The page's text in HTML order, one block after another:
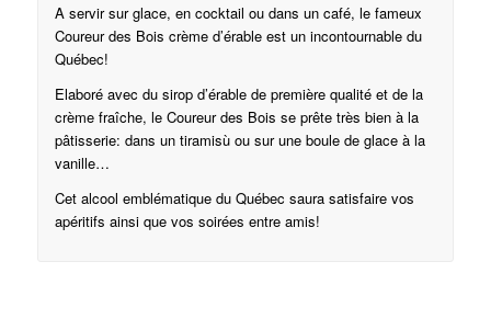
A servir sur glace, en cocktail ou dans un café, le fameux
Coureur des Bois crème d’érable est un incontournable du
Québec!
Elaboré avec du sirop d’érable de première qualité et de la
crème fraîche, le Coureur des Bois se prête très bien à la
pâtisserie: dans un tiramisù ou sur une boule de glace à la
vanille…
Cet alcool emblématique du Québec saura satisfaire vos
apéritifs ainsi que vos soirées entre amis!